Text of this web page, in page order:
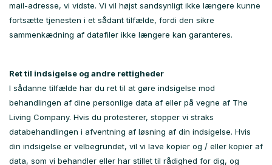
mail-adresse, vi vidste. Vi vil højst sandsynligt ikke længere kunne
fortsætte tjenesten i et sådant tilfælde, fordi den sikre
sammenkædning af datafiler ikke længere kan garanteres.
Ret til indsigelse og andre rettigheder
I sådanne tilfælde har du ret til at gøre indsigelse mod
behandlingen af ​​dine personlige data af eller på vegne af The
Living Company. Hvis du protesterer, stopper vi straks
databehandlingen i afventning af løsning af din indsigelse. Hvis
din indsigelse er velbegrundet, vil vi lave kopier og / eller kopier af
data, som vi behandler eller har stillet til rådighed for dig, og